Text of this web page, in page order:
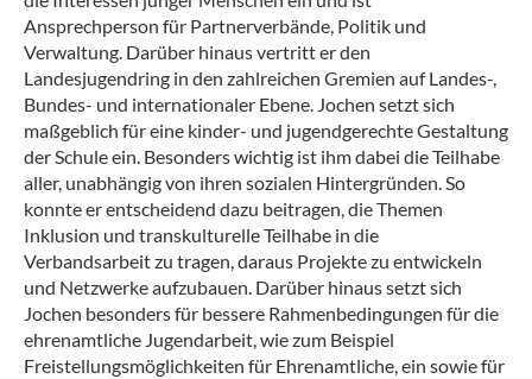
Ansprechperson für Partnerverbände, Politik und
Verwaltung. Darüber hinaus vertritt er den
Landesjugendring in den zahlreichen Gremien auf Landes-,
Bundes- und internationaler Ebene. Jochen setzt sich
maßgeblich für eine kinder- und jugendgerechte Gestaltung
der Schule ein. Besonders wichtig ist ihm dabei die Teilhabe
aller, unabhängig von ihren sozialen Hintergründen. So
konnte er entscheidend dazu beitragen, die Themen
Inklusion und transkulturelle Teilhabe in die
Verbandsarbeit zu tragen, daraus Projekte zu entwickeln
und Netzwerke aufzubauen. Darüber hinaus setzt sich
Jochen besonders für bessere Rahmenbedingungen für die
ehrenamtliche Jugendarbeit, wie zum Beispiel
Freistellungsmöglichkeiten für Ehrenamtliche, ein sowie für